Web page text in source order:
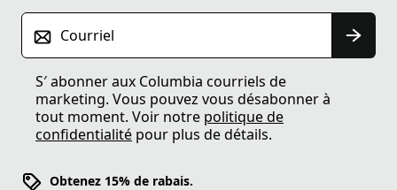
Courriel
S′ abonner aux Columbia courriels de
marketing. Vous pouvez vous désabonner à
tout moment. Voir notre politique de
confidentialité pour plus de détails.
Obtenez 15% de rabais.